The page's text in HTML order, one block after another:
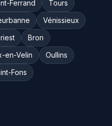
Ferrand
Tours
Vénissieux
Bron
en-Velin
Oullins
Fons